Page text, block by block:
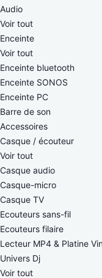
Audio
Voir tout
Enceinte
Voir tout
Enceinte bluetooth
Enceinte SONOS
Enceinte PC
Barre de son
Accessoires
Casque / écouteur
Voir tout
Casque audio
Casque-micro
Casque TV
Ecouteurs sans-fil
Ecouteurs filaire
Lecteur MP4 & Platine
Univers Dj
Voir tout